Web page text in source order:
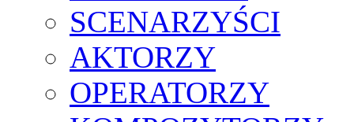
SCENARZYŚCI
AKTORZY
OPERATORZY